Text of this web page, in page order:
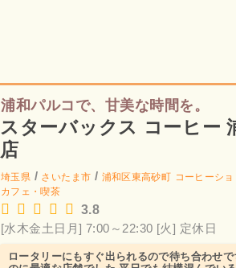
浦和パルコで、甘美な時間を。
スターバックス コーヒー
店
埼玉県 / さいたま市 / 浦和区東高砂町 コーヒーシ
カフェ・喫茶
3.8
[水木金土日月] 7:00～22:30 [火] 定休日
ロータリーにもすぐ出られるので待ち合わせ